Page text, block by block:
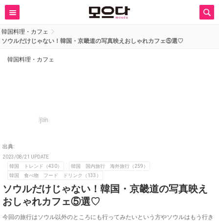
韓国料理・カフェ
ソウルだけじゃない！韓国・京畿道の写真映えおしゃれカフェ⑤選♡
韓国料理・カフェ
jan
出典:
2023/08/21 UPDATE
韓国 トレンド（430）
韓国 国内旅行 海外旅行（259）
韓国 食べ物 フード ドリンク（133）
ソウルだけじゃない！韓国・京畿道の写真映え
おしゃれカフェ⑤選♡
今回の旅行はソウル以外のところにも行ってみたいという方やソウルはもう行き